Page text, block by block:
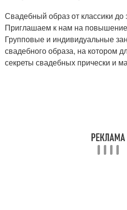
Свадебный образ от классики до
Приглашаем к нам на
Групповые и индивидуальные
свадебного образа, на котором
секреты свадебных прически и